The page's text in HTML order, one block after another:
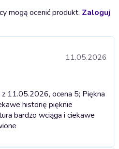
mogą ocenić produkt. Zaloguj
11.05.2026
11.05.2026, ocena 5; Piękna
historię pięknie
bardzo wciąga i ciekawe